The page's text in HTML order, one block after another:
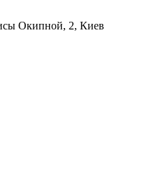
Окипной, 2, Киев